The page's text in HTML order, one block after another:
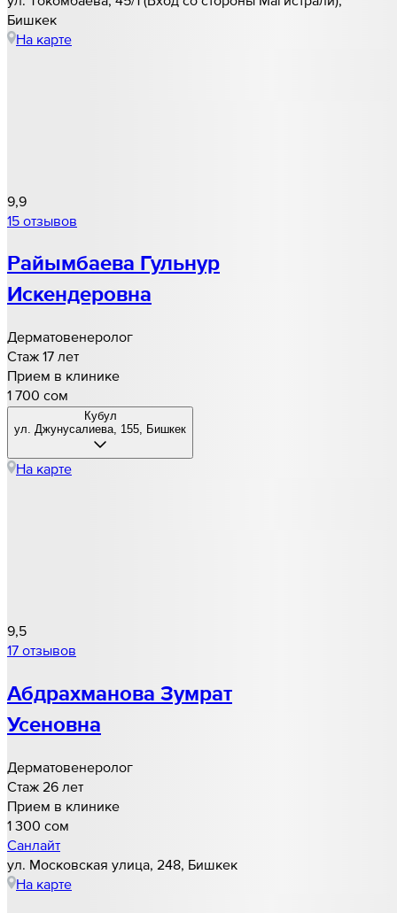
Бишкек
На карте
9,9
15 отзывов
Райымбаева Гульнур
Искендеровна
Дерматовенеролог
Стаж 17 лет
Прием в клинике
1 700 cом
Кубул
ул. Джунусалиева, 155, Бишкек
На карте
9,5
17 отзывов
Абдрахманова Зумрат
Усеновна
Дерматовенеролог
Стаж 26 лет
Прием в клинике
1 300 cом
Санлайт
ул. Московская улица, 248, Бишкек
На карте